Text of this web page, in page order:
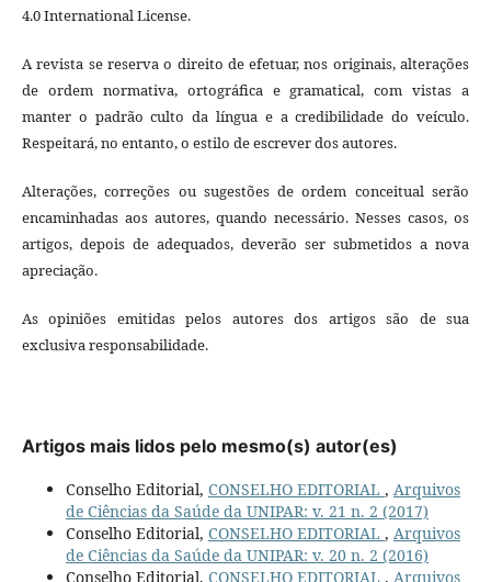
4.0 International License.
A revista se reserva o direito de efetuar, nos originais, alterações
de ordem normativa, ortográfica e gramatical, com vistas a
manter o padrão culto da língua e a credibilidade do veículo.
Respeitará, no entanto, o estilo de escrever dos autores.
Alterações, correções ou sugestões de ordem conceitual serão
encaminhadas aos autores, quando necessário. Nesses casos, os
artigos, depois de adequados, deverão ser submetidos a nova
apreciação.
As opiniões emitidas pelos autores dos artigos são de sua
exclusiva responsabilidade.
Artigos mais lidos pelo mesmo(s) autor(es)
Conselho Editorial, CONSELHO EDITORIAL , Arquivos
de Ciências da Saúde da UNIPAR: v. 21 n. 2 (2017)
Conselho Editorial, CONSELHO EDITORIAL , Arquivos
de Ciências da Saúde da UNIPAR: v. 20 n. 2 (2016)
Conselho Editorial, CONSELHO EDITORIAL , Arquivos